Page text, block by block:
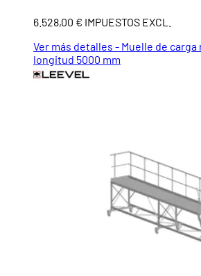
6.528,00 € IMPUESTOS EXCL.
Ver más detalles - Muelle de carga
longitud 5000 mm